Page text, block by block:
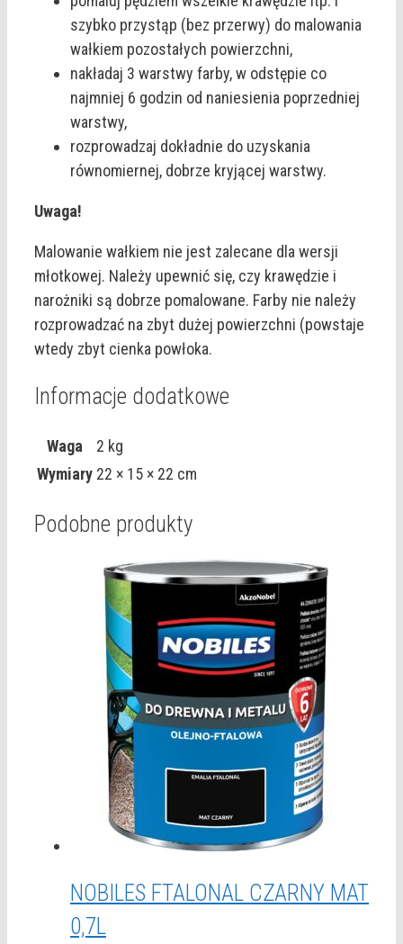
szybko przystąp (bez przerwy) do malowania
wałkiem pozostałych powierzchni,
nakładaj 3 warstwy farby, w odstępie co
najmniej 6 godzin od naniesienia poprzedniej
warstwy,
rozprowadzaj dokładnie do uzyskania
równomiernej, dobrze kryjącej warstwy.
Uwaga!
Malowanie wałkiem nie jest zalecane dla wersji
młotkowej. Należy upewnić się, czy krawędzie i
narożniki są dobrze pomalowane. Farby nie należy
rozprowadzać na zbyt dużej powierzchni (powstaje
wtedy zbyt cienka powłoka.
Informacje dodatkowe
Waga
2 kg
Wymiary 22 × 15 × 22 cm
Podobne produkty
NOBILES FTALONAL CZARNY MAT
0,7L